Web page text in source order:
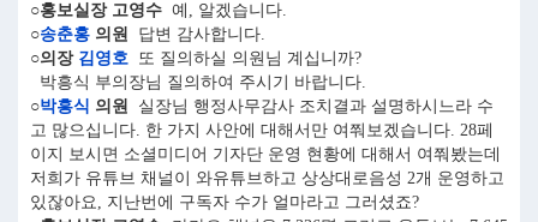
○홍보실장 고영수 예, 알겠습니다.
○송춘홍 의원
답변 감사합니다.
○의장 김영호 또 질의하실 의원님 계십니까?
박흥식 부의장님 질의하여 주시기 바랍니다.
○박흥식 의원
실장님 행정사무감사 조치결과 설명하시느라 수
고 많으십니다. 한 가지 사안에 대해서만 여쭤보겠습니다. 28페
이지 보시면 소셜미디어 기자단 운영 현황에 대해서 여쭤봤는데
저희가 유튜브 채널이 와유튜브하고 상상대로음성 2개 운영하고
있잖아요, 지난번에 구독자 수가 얼마라고 그러셨죠?